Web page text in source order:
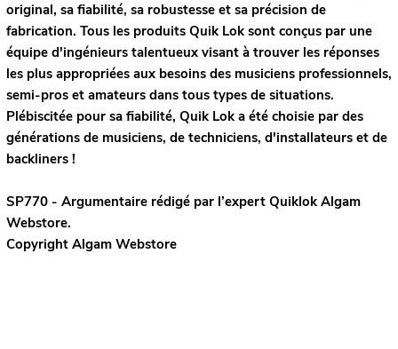
original, sa fiabilité, sa robustesse et sa précision de
fabrication. Tous les produits Quik Lok sont conçus par une
équipe d'ingénieurs talentueux visant à trouver les réponses
les plus appropriées aux besoins des musiciens professionnels,
semi-pros et amateurs dans tous types de situations.
Plébiscitée pour sa fiabilité, Quik Lok a été choisie par des
générations de musiciens, de techniciens, d'installateurs et de
backliners !
SP770 - Argumentaire rédigé par l’expert QuiklokAlgam
Webstore.
Copyright Algam Webstore